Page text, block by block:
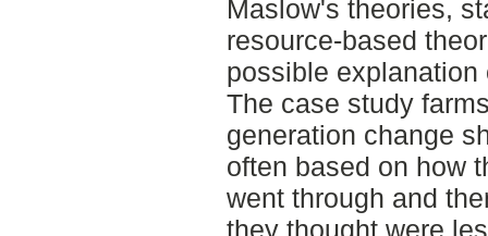
Maslow's theories,
resource-based
possible
The case study
generation change
often based on how
went through and
they thought were